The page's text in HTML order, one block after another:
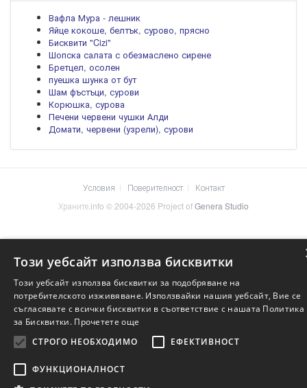
Вафла Мура - лешник
Яйце кокоше, белтък, сурово, прясно
Бисквити "Cizi"
Шопска салата с обезмаслено сирене
Бретцел, осолен
пуешка шунка от бут
Шам фъстъци, сурови
Корюшка, сурова
Печени червени чушки Алди
Домати, червени (узрели), сурови
Условия Поверителност
Контакт
Храните.info © 2004-2026 Project ofGenera Studio
Този уебсайт използва бисквитки
Този уебсайт използва бисквитки за подобряване на
потребителското изживяване. Използвайки нашия уебсайт, Вие се
съгласявате с всички бисквитки в съответствие с нашата Политика
за Бисквитки. Прочетете още
СТРОГО НЕОБХОДИМО
ЕФЕКТИВНОСТ
ФУНКЦИОНАЛНОСТ